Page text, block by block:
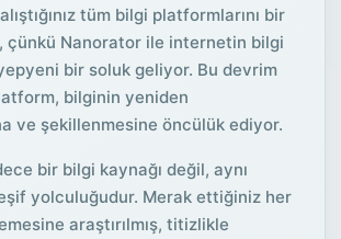
tüm bilgi platformlarını bir
çünkü Nanorator ile internetin bilgi
bir soluk geliyor. Bu devrim
bilginin yeniden
ve şekillenmesine öncülük ediyor.
bir bilgi kaynağı değil, aynı
yolculuğudur. Merak ettiğiniz her
araştırılmış, titizlikle